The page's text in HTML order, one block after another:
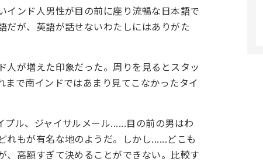
インド人男性が目の前に座り流暢な日本語で
だが、英語が話せないわたしにはありがた
が増えた印象だった。周りを見るとスタッ
で南インドではあまり見てこなかったタイ
ル、ジャイサルメール......目の前の男はわ
もが有名な地のようだ。しかし......どこも
高額すぎて決めることができない。比較す